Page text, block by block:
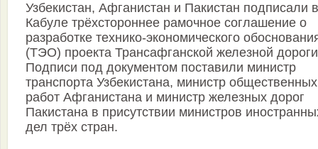
Узбекистан, Афганистан и Пакистан подписали в
Кабуле трёхстороннее рамочное соглашение о
разработке технико-экономического
(ТЭО) проекта Трансафганской железной
Подписи под документом поставили министр
транспорта Узбекистана, министр общественных
работ Афганистана и министр железных дорог
Пакистана в присутствии министров
дел трёх стран.